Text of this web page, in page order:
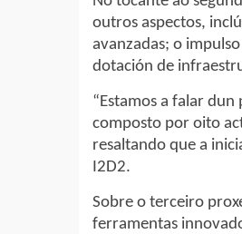
outros aspectos,
avanzadas; o
dotación de
“Estamos a falar
composto por oito
resaltando que a
I2D2.
Sobre o terceiro
ferramentas